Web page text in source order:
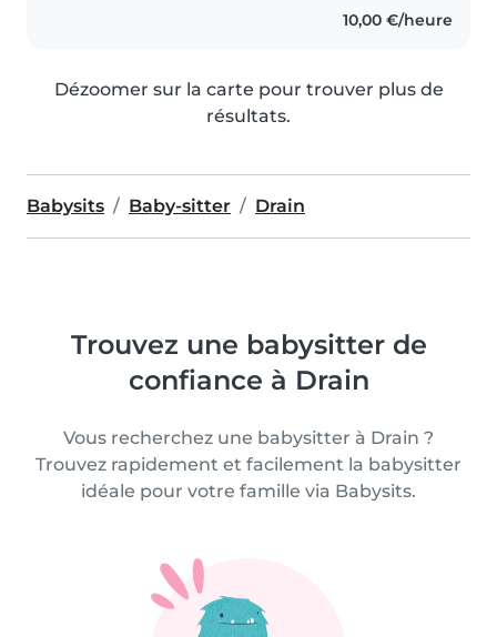
10,00 €/heure
Dézoomer sur la carte pour trouver plus de
résultats.
Babysits Baby-sitter Drain
Trouvez une babysitter de
confiance à Drain
Vous recherchez une babysitter à Drain ?
Trouvez rapidement et facilement la babysitter
idéale pour votre famille via Babysits.